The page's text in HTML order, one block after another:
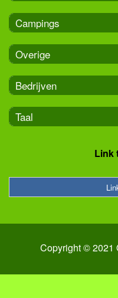
Campings
Overige
Bedrijven
Taal
Link
Copyright © 2021